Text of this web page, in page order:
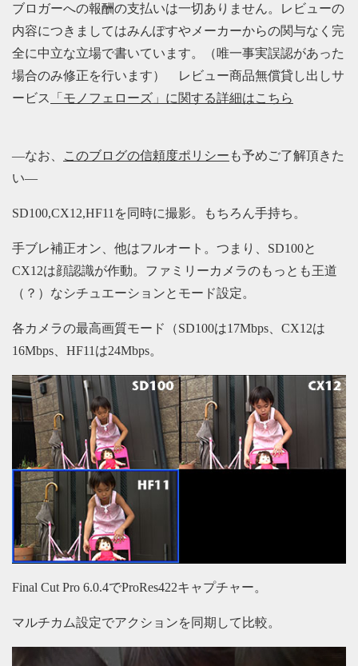
ブロガーへの報酬の支払いは一切ありません。レビューの
内容につきましてはみんぽすやメーカーからの関与なく完
全に中立な立場で書いています。（唯一事実誤認があった
場合のみ修正を行います） レビュー商品無償貸し出しサ
ービス
「モノフェローズ」に関する詳細はこちら
—なお、 このブログの信頼度ポリシー も予めご了解頂きた
い—
SD100,CX12,HF11を同時に撮影。もちろん手持ち。
手ブレ補正オン、他はフルオート。つまり、SD100と
CX12は顔認識が作動。ファミリーカメラのもっとも王道
（？）なシチュエーションとモード設定。
各カメラの最高画質モード（SD100は17Mbps、CX12は
16Mbps、HF11は24Mbps。
Final Cut Pro 6.0.4でProRes422キャプチャー。
マルチカム設定でアクションを同期して比較。